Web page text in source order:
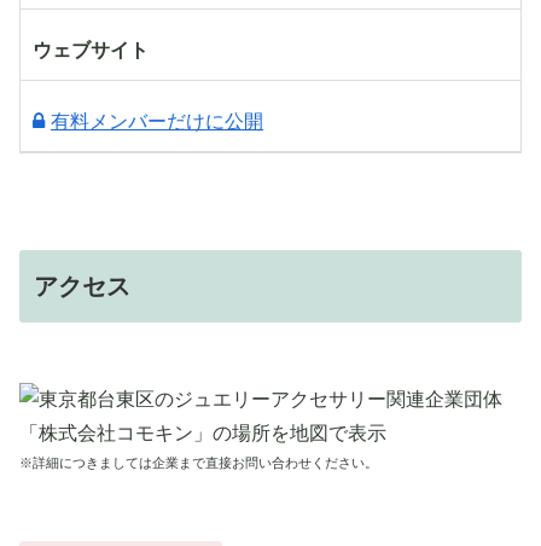
ウェブサイト
有料メンバーだけに公開
アクセス
※詳細につきましては企業まで直接お問い合わせください。